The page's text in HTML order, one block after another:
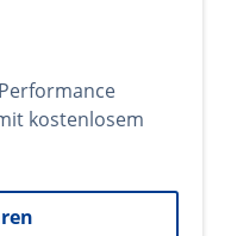
kostenlosem